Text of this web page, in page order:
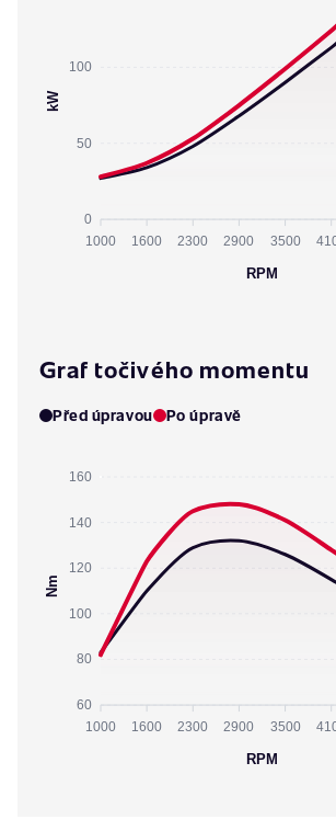
100
50
0
kW
1000 1600 2300 2900 3500
RPM
Graf točivého momentu
Před úpravou Po úpravě
160
140
120
100
80
60
Nm
1000 1600 2300 2900 3500
RPM